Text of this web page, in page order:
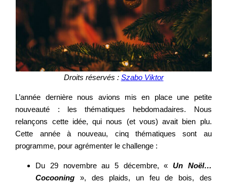
Droits réservés : Szabo Viktor
L’année dernière nous avions mis en place une petite
nouveauté : les thématiques hebdomadaires. Nous
relançons cette idée, qui nous (et vous) avait bien plu.
Cette année à nouveau, cinq thématiques sont au
programme, pour agrémenter le challenge :
Du 29 novembre au 5 décembre, « Un Noël…
Cocooning », des plaids, un feu de bois, des